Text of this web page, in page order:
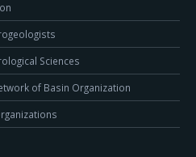
Sciences
of Basin Organization